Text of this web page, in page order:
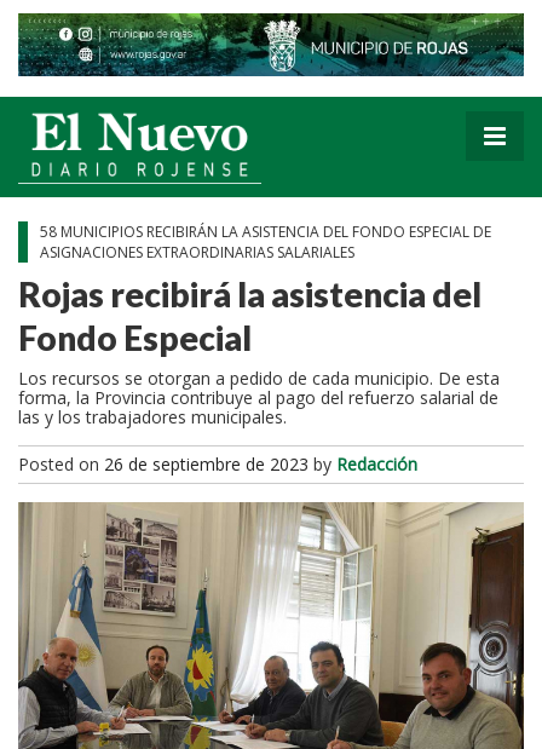
58 MUNICIPIOS RECIBIRÁN LA ASISTENCIA DEL FONDO ESPECIAL DE
ASIGNACIONES EXTRAORDINARIAS SALARIALES
Rojas recibirá la asistencia del
Fondo Especial
Los recursos se otorgan a pedido de cada municipio. De esta
forma, la Provincia contribuye al pago del refuerzo salarial de
las y los trabajadores municipales.
Posted on 26 de septiembre de 2023 by Redacción